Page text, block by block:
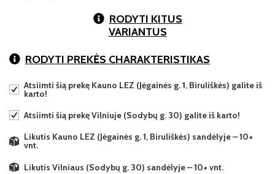
RODYTI KITUS
VARIANTUS
RODYTI PREKĖS CHARAKTERISTIKAS
Atsiimti šią prekę Kauno LEZ (Jėgainės g. 1, Biruliškės) galite iš
karto!
Atsiimti šią prekę Vilniuje (Sodybų g. 30) galite iš karto!
Likutis Kauno LEZ (Jėgainės g. 1, Biruliškės) sandėlyje – 10+
vnt.
Likutis Vilniaus (Sodybų g. 30) sandėlyje – 10+ vnt.